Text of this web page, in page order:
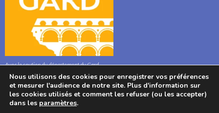
Avec le soutien du département du Gard
Nous utilisons des cookies pour enregistrer vos préférences
et mesurer l'audience de notre site. Plus d'information sur
les cookies utilisés et comment les refuser (ou les accepter)
dans les paramètres.